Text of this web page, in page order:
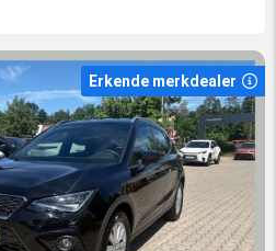
Erkende merkdealer